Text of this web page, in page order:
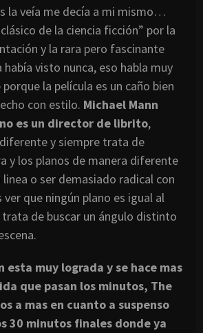
la veía me decía a mi mismo…
de la ciencia ficción” por la
y la rara pero fascinante
había visto nunca, eso habla muy
la película es un caño bien
con estilo. Michael Mann
es un director de librito,
y siempre trata de
y los planos de manera diferente
o ser demasiado radical con
ver que ningún plano es igual al
de buscar un ángulo distinto
esta muy lograda y se hace mas
que pasan los minutos, The
a mas en cuanto a suspenso
30 minutos finales donde ya